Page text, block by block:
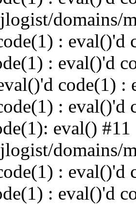
domains/
: eval()'d
: eval()'d
code(1) :
: eval()'d
eval() #11
domains/
: eval()'d
: eval()'d